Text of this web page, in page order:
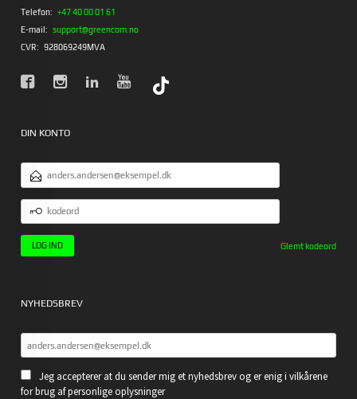
Telefon: +47 40 00 01 61
E-mail: support@greencom.no
CVR: 928069249MVA
DIN KONTO
KODEORD
Glemt kodeord
NYHEDSBREV
Jeg accepterer at du sender mig et nyhedsbrev og er enig i vilkårene
for brug af personlige oplysninger